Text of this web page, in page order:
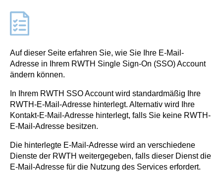
Auf dieser Seite erfahren Sie, wie Sie Ihre E-Mail-
Adresse in Ihrem RWTH Single Sign-On (SSO) Account
ändern können.
In Ihrem RWTH SSO Account wird standardmäßig Ihre
RWTH-E-Mail-Adresse hinterlegt. Alternativ wird Ihre
Kontakt-E-Mail-Adresse hinterlegt, falls Sie keine RWTH-
E-Mail-Adresse besitzen.
Die hinterlegte E-Mail-Adresse wird an verschiedene
Dienste der RWTH weitergegeben, falls dieser Dienst die
E-Mail-Adresse für die Nutzung des Services erfordert.